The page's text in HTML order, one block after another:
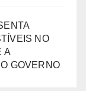
NO
A
GOVERNO